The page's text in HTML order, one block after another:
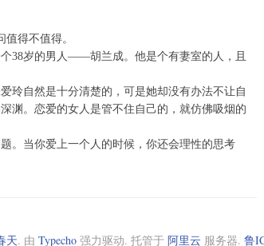
得不值得。
38岁的男人——胡兰成。他是个有妻室的人，且
玲自然是十分清楚的，可是她却没有办法不让自
渊。恋爱的女人是管不住自己的，就仿佛吸烟的
。当你爱上一个人的时候，你还会理性的思考
天. 由 Typecho强力驱动. 托管于 阿里云 服务器. 鲁